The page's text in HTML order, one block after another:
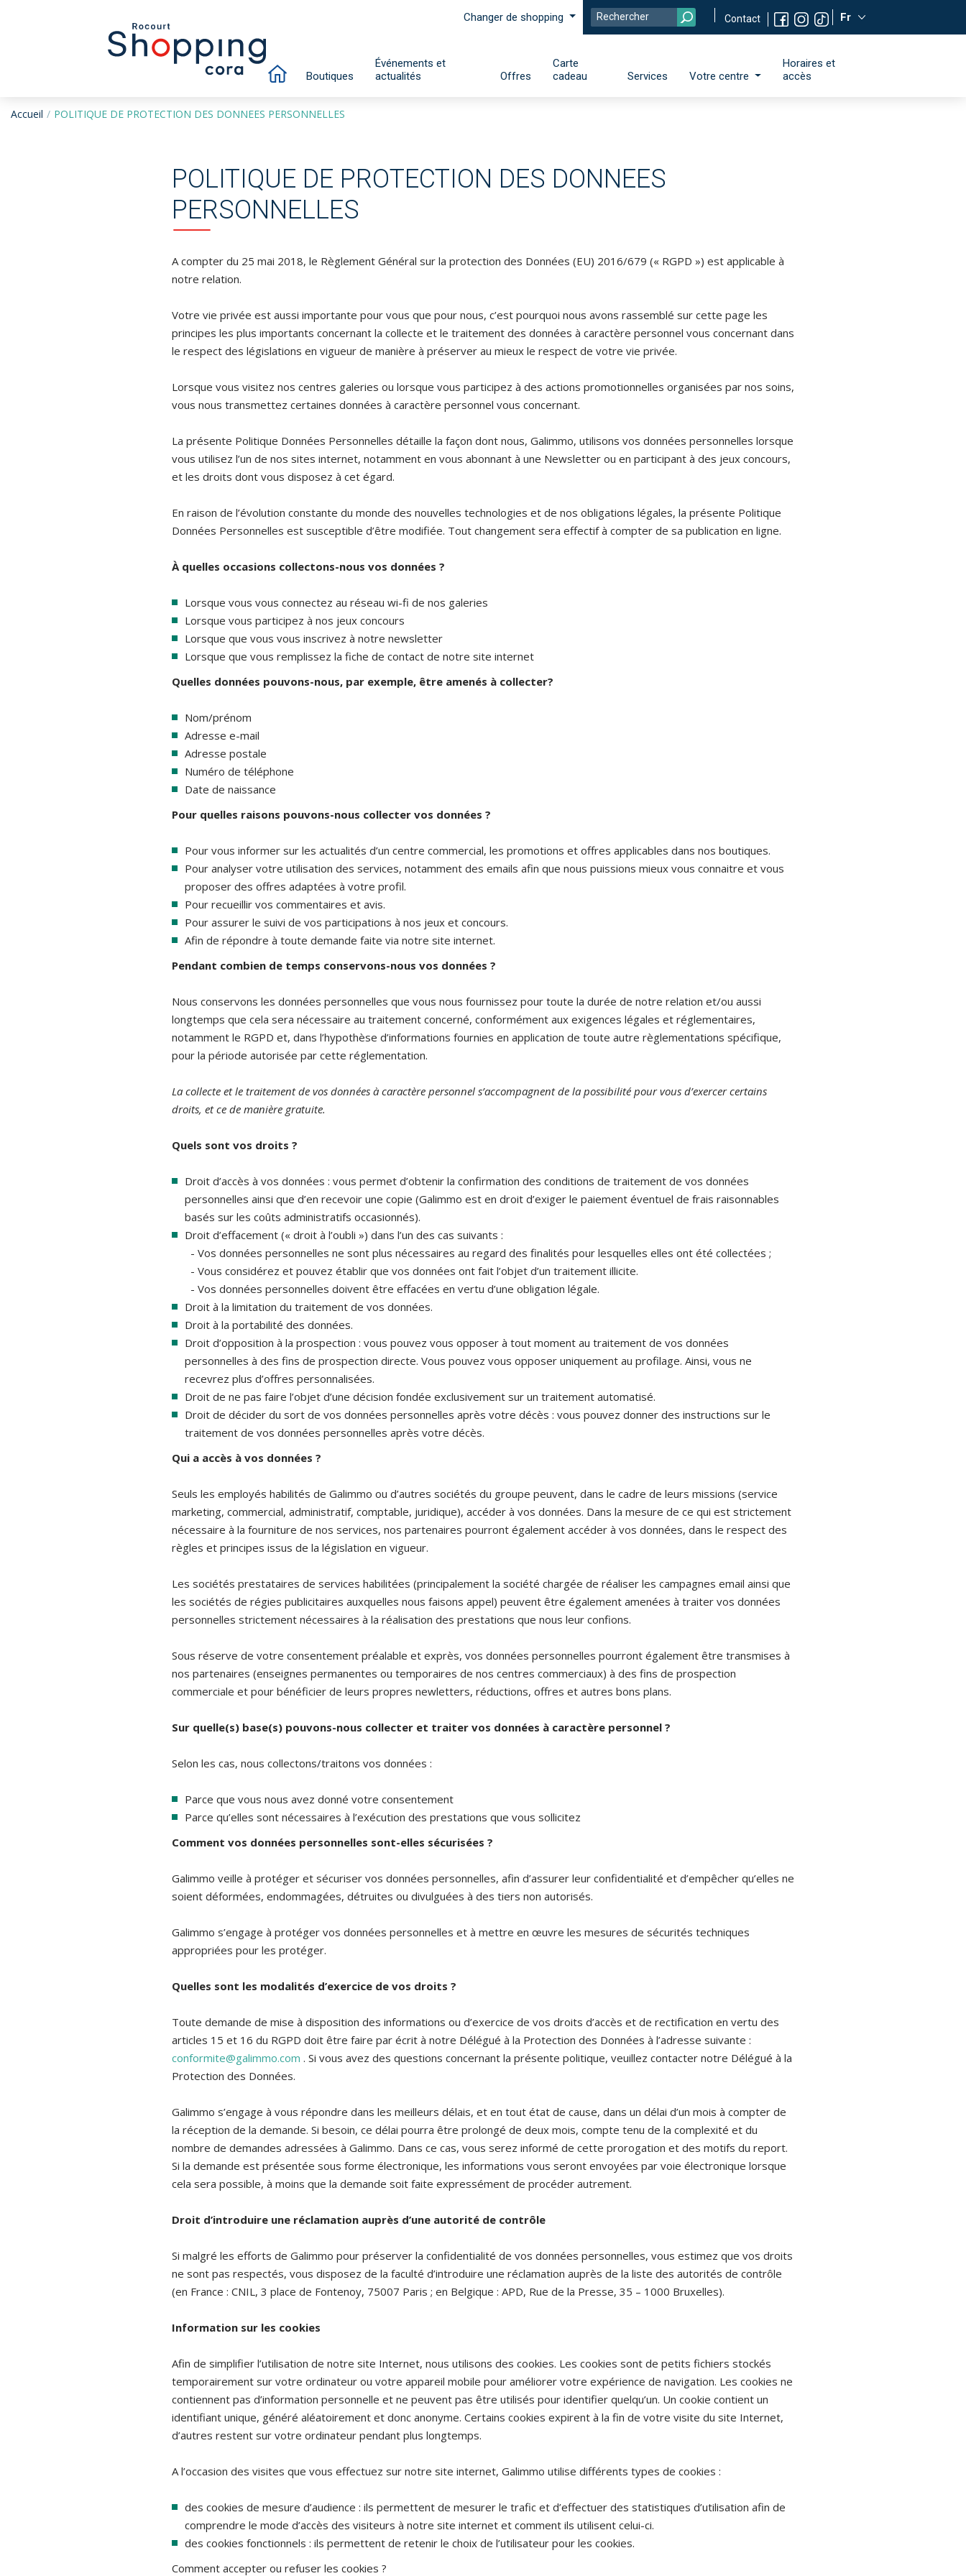
Changer de shopping Contact Fr
Boutiques
Événements et
actualités
Offres
Carte
cadeau
Services Votre centre
Horaires et
accès
Accueil POLITIQUE DE PROTECTION DES DONNEES PERSONNELLES
POLITIQUE DE PROTECTION DES DONNEES
PERSONNELLES
A compter du 25 mai 2018, le Règlement Général sur la protection des Données (EU) 2016/679 (« RGPD ») est applicable à
notre relation.
Votre vie privée est aussi importante pour vous que pour nous, c’est pourquoi nous avons rassemblé sur cette page les
principes les plus importants concernant la collecte et le traitement des données à caractère personnel vous concernant dans
le respect des législations en vigueur de manière à préserver au mieux le respect de votre vie privée.
Lorsque vous visitez nos centres galeries ou lorsque vous participez à des actions promotionnelles organisées par nos soins,
vous nous transmettez certaines données à caractère personnel vous concernant.
La présente Politique Données Personnelles détaille la façon dont nous, Galimmo, utilisons vos données personnelles lorsque
vous utilisez l’un de nos sites internet, notamment en vous abonnant à une Newsletter ou en participant à des jeux concours,
et les droits dont vous disposez à cet égard.
En raison de l’évolution constante du monde des nouvelles technologies et de nos obligations légales, la présente Politique
Données Personnelles est susceptible d’être modifiée. Tout changement sera effectif à compter de sa publication en ligne.
À quelles occasions collectons-nous vos données ?
Lorsque vous vous connectez au réseau wi-fi de nos galeries
Lorsque vous participez à nos jeux concours
Lorsque que vous vous inscrivez à notre newsletter
Lorsque que vous remplissez la fiche de contact de notre site internet
Quelles données pouvons-nous, par exemple, être amenés à collecter?
Nom/prénom
Adresse e-mail
Adresse postale
Numéro de téléphone
Date de naissance
Pour quelles raisons pouvons-nous collecter vos données ?
Pour vous informer sur les actualités d’un centre commercial, les promotions et offres applicables dans nos boutiques.
Pour analyser votre utilisation des services, notamment des emails afin que nous puissions mieux vous connaitre et vous
proposer des offres adaptées à votre profil.
Pour recueillir vos commentaires et avis.
Pour assurer le suivi de vos participations à nos jeux et concours.
Afin de répondre à toute demande faite via notre site internet.
Pendant combien de temps conservons-nous vos données ?
Nous conservons les données personnelles que vous nous fournissez pour toute la durée de notre relation et/ou aussi
longtemps que cela sera nécessaire au traitement concerné, conformément aux exigences légales et réglementaires,
notamment le RGPD et, dans l’hypothèse d’informations fournies en application de toute autre règlementations spécifique,
pour la période autorisée par cette réglementation.
La collecte et le traitement de vos données à caractère personnel s’accompagnent de la possibilité pour vous d’exercer certains
droits, et ce de manière gratuite.
Quels sont vos droits ?
Droit d’accès à vos données : vous permet d’obtenir la confirmation des conditions de traitement de vos données
personnelles ainsi que d’en recevoir une copie (Galimmo est en droit d’exiger le paiement éventuel de frais raisonnables
basés sur les coûts administratifs occasionnés).
Droit d’effacement (« droit à l’oubli ») dans l’un des cas suivants :
- Vos données personnelles ne sont plus nécessaires au regard des finalités pour lesquelles elles ont été collectées ;
- Vous considérez et pouvez établir que vos données ont fait l’objet d’un traitement illicite.
- Vos données personnelles doivent être effacées en vertu d’une obligation légale.
Droit à la limitation du traitement de vos données.
Droit à la portabilité des données.
Droit d’opposition à la prospection : vous pouvez vous opposer à tout moment au traitement de vos données
personnelles à des fins de prospection directe. Vous pouvez vous opposer uniquement au profilage. Ainsi, vous ne
recevrez plus d’offres personnalisées.
Droit de ne pas faire l’objet d’une décision fondée exclusivement sur un traitement automatisé.
Droit de décider du sort de vos données personnelles après votre décès : vous pouvez donner des instructions sur le
traitement de vos données personnelles après votre décès.
Qui a accès à vos données ?
Seuls les employés habilités de Galimmo ou d’autres sociétés du groupe peuvent, dans le cadre de leurs missions (service
marketing, commercial, administratif, comptable, juridique), accéder à vos données. Dans la mesure de ce qui est strictement
nécessaire à la fourniture de nos services, nos partenaires pourront également accéder à vos données, dans le respect des
règles et principes issus de la législation en vigueur.
Les sociétés prestataires de services habilitées (principalement la société chargée de réaliser les campagnes email ainsi que
les sociétés de régies publicitaires auxquelles nous faisons appel) peuvent être également amenées à traiter vos données
personnelles strictement nécessaires à la réalisation des prestations que nous leur confions.
Sous réserve de votre consentement préalable et exprès, vos données personnelles pourront également être transmises à
nos partenaires (enseignes permanentes ou temporaires de nos centres commerciaux) à des fins de prospection
commerciale et pour bénéficier de leurs propres newletters, réductions, offres et autres bons plans.
Sur quelle(s) base(s) pouvons-nous collecter et traiter vos données à caractère personnel ?
Selon les cas, nous collectons/traitons vos données :
Parce que vous nous avez donné votre consentement
Parce qu’elles sont nécessaires à l’exécution des prestations que vous sollicitez
Comment vos données personnelles sont-elles sécurisées ?
Galimmo veille à protéger et sécuriser vos données personnelles, afin d’assurer leur confidentialité et d’empêcher qu’elles ne
soient déformées, endommagées, détruites ou divulguées à des tiers non autorisés.
Galimmo s’engage à protéger vos données personnelles et à mettre en œuvre les mesures de sécurités techniques
appropriées pour les protéger.
Quelles sont les modalités d’exercice de vos droits ?
Toute demande de mise à disposition des informations ou d’exercice de vos droits d’accès et de rectification en vertu des
articles 15 et 16 du RGPD doit être faire par écrit à notre Délégué à la Protection des Données à l’adresse suivante :
conformite@galimmo.com . Si vous avez des questions concernant la présente politique, veuillez contacter notre Délégué à la
Protection des Données.
Galimmo s’engage à vous répondre dans les meilleurs délais, et en tout état de cause, dans un délai d’un mois à compter de
la réception de la demande. Si besoin, ce délai pourra être prolongé de deux mois, compte tenu de la complexité et du
nombre de demandes adressées à Galimmo. Dans ce cas, vous serez informé de cette prorogation et des motifs du report.
Si la demande est présentée sous forme électronique, les informations vous seront envoyées par voie électronique lorsque
cela sera possible, à moins que la demande soit faite expressément de procéder autrement.
Droit d’introduire une réclamation auprès d’une autorité de contrôle
Si malgré les efforts de Galimmo pour préserver la confidentialité de vos données personnelles, vous estimez que vos droits
ne sont pas respectés, vous disposez de la faculté d’introduire une réclamation auprès de la liste des autorités de contrôle
(en France : CNIL, 3 place de Fontenoy, 75007 Paris ; en Belgique : APD, Rue de la Presse, 35 – 1000 Bruxelles).
Information sur les cookies
Afin de simplifier l’utilisation de notre site Internet, nous utilisons des cookies. Les cookies sont de petits fichiers stockés
temporairement sur votre ordinateur ou votre appareil mobile pour améliorer votre expérience de navigation. Les cookies ne
contiennent pas d’information personnelle et ne peuvent pas être utilisés pour identifier quelqu’un. Un cookie contient un
identifiant unique, généré aléatoirement et donc anonyme. Certains cookies expirent à la fin de votre visite du site Internet,
d’autres restent sur votre ordinateur pendant plus longtemps.
A l’occasion des visites que vous effectuez sur notre site internet, Galimmo utilise différents types de cookies :
des cookies de mesure d’audience : ils permettent de mesurer le trafic et d’effectuer des statistiques d’utilisation afin de
comprendre le mode d’accès des visiteurs à notre site internet et comment ils utilisent celui-ci.
des cookies fonctionnels : ils permettent de retenir le choix de l’utilisateur pour les cookies.
Comment accepter ou refuser les cookies ?